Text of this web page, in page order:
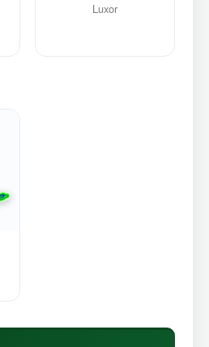
Luxor